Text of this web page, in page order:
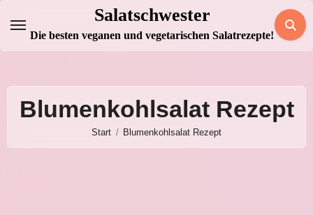
Inhalt
springen
Salatschwester
Die besten veganen und vegetarischen Salatrezepte!
Blumenkohlsalat Rezept
Start Blumenkohlsalat Rezept